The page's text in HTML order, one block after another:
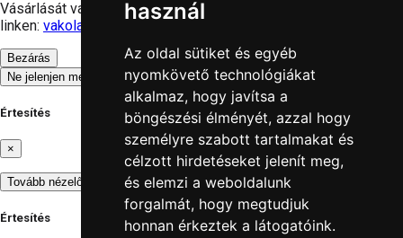
használ
Az oldal sütiket és egyéb
nyomkövető technológiákat
alkalmaz, hogy javítsa a
böngészési élményét, azzal hogy
személyre szabott tartalmakat és
célzott hirdetéseket jelenít meg,
és elemzi a weboldalunk
forgalmát, hogy megtudjuk
honnan érkeztek a látogatóink.
Vásárlását vagy ajánlat kérését megteheti oldalunkon az alábbi
linken: vakolat-arak.hu
Bezárás
Ne jelenjen meg többet
Értesítés
×
Tovább nézelődöm Ajánlatkérés
Értesítés